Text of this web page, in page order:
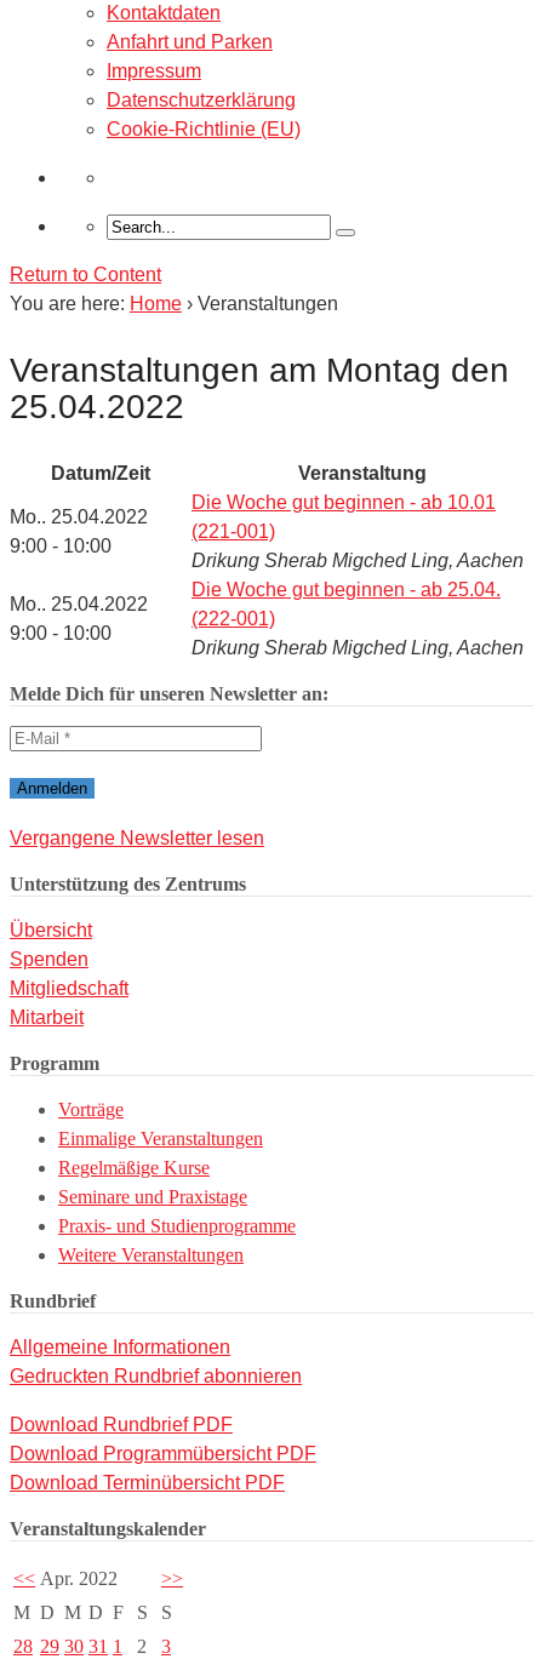
Kontaktdaten
Anfahrt und Parken
Impressum
Datenschutzerklärung
Cookie-Richtlinie (EU)
Return to Content
You are here: Home › Veranstaltungen
Veranstaltungen am Montag den
25.04.2022
Datum/Zeit Veranstaltung
Mo.. 25.04.2022
9:00 - 10:00
Die Woche gut beginnen - ab 10.01
(221-001)
Drikung Sherab Migched Ling, Aachen
Mo.. 25.04.2022
9:00 - 10:00
Die Woche gut beginnen - ab 25.04.
(222-001)
Drikung Sherab Migched Ling, Aachen
Melde Dich für unseren Newsletter an:
Vergangene Newsletter lesen
Unterstützung des Zentrums
Übersicht
Spenden
Mitgliedschaft
Mitarbeit
Programm
Vorträge
Einmalige Veranstaltungen
Regelmäßige Kurse
Seminare und Praxistage
Praxis- und Studienprogramme
Weitere Veranstaltungen
Rundbrief
Allgemeine Informationen
Gedruckten Rundbrief abonnieren
Download Rundbrief PDF
Download Programmübersicht PDF
Download Terminübersicht PDF
Veranstaltungskalender
<< Apr. 2022
>>
M D M D F S
S
28 29 30 31 1 2 3